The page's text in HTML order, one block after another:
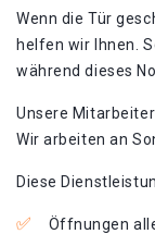
Wenn die Tür
helfen wir Ihnen.
während dieses
Unsere
Wir arbeiten an
Diese
Öffnungen